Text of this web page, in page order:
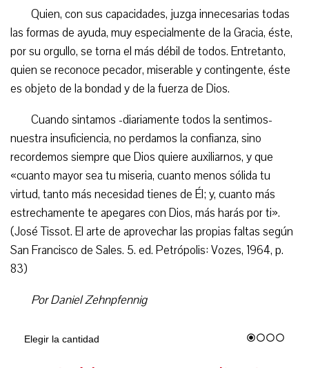
Quien, con sus capacidades, juzga innecesarias todas
las formas de ayuda, muy especialmente de la Gracia, éste,
por su orgullo, se torna el más débil de todos. Entretanto,
quien se reconoce pecador, miserable y contingente, éste
es objeto de la bondad y de la fuerza de Dios.
Cuando sintamos -diariamente todos la sentimos-
nuestra insuficiencia, no perdamos la confianza, sino
recordemos siempre que Dios quiere auxiliarnos, y que
«cuanto mayor sea tu miseria, cuanto menos sólida tu
virtud, tanto más necesidad tienes de Él; y, cuanto más
estrechamente te apegares con Dios, más harás por ti».
(José Tissot. El arte de aprovechar las propias faltas según
San Francisco de Sales. 5. ed. Petrópolis: Vozes, 1964, p.
83)
Por Daniel Zehnpfennig